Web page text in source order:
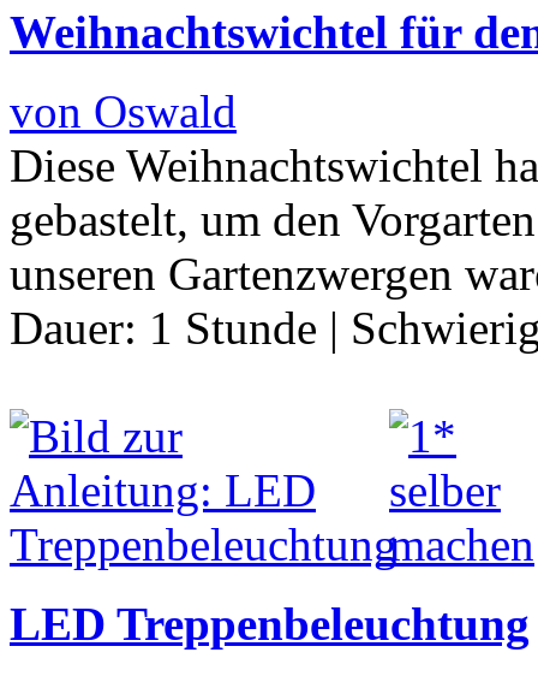
Weihnachtswichtel für
von Oswald
Diese Weihnachtswichtel
gebastelt, um den
unseren Gartenzwergen
Dauer: 1 Stunde |
LED Treppenbeleuchtung